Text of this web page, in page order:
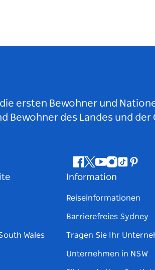
ersten Bewohner und
Bewohner des Landes und der
Facebook
Twitter
YouTube
Instagram
TikTok
Wales
Information
Reiseinformationen
Barrierefreies Sydney
Tragen Sie Ihr
Unternehmen in NSW